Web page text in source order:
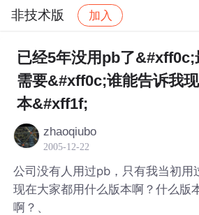
非技术版 加入
社区 非技术版 帖子详情
已经5年没用pb了&#xff0c;
需要&#xff0c;谁能告诉我
本&#xff1f;
zhaoqiubo
2005-12-22
公司没有人用过pb，只有我当初用
现在大家都用什么版本啊？什么版
啊？、